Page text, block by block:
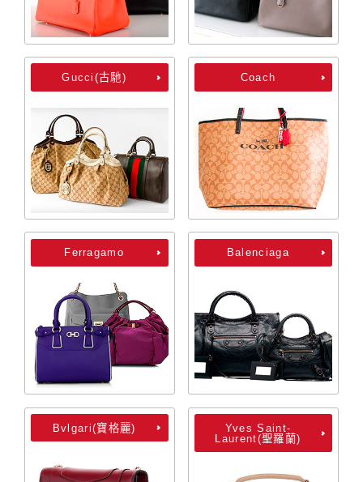
Gucci(古馳) Coach
Ferragamo Balenciaga
Bvlgari(寶格麗)
Yves Saint-
Laurent(聖羅蘭)